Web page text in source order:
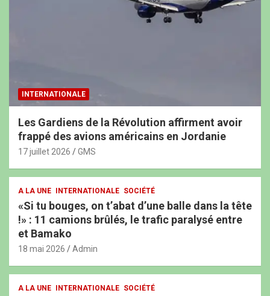
INTERNATIONALE
Les Gardiens de la Révolution affirment avoir
frappé des avions américains en Jordanie
17 juillet 2026 GMS
A LA UNE INTERNATIONALE SOCIÉTÉ
«Si tu bouges, on t’abat d’une balle dans la tête
!» : 11 camions brûlés, le trafic paralysé entre
et Bamako
18 mai 2026 Admin
A LA UNE INTERNATIONALE SOCIÉTÉ